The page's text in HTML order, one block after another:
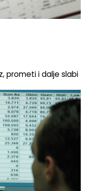
prometi i dalje slabi